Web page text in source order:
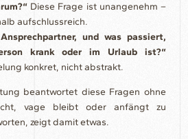
Diese Frage ist unangenehm –
aufschlussreich.
und was passiert,
krank oder im Urlaub ist?“
konkret, nicht abstrakt.
beantwortet diese Fragen ohne
vage bleibt oder anfängt zu
zeigt damit etwas.